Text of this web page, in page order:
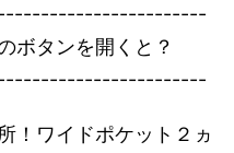
ボタンを開くと？
！ワイドポケット２ヵ